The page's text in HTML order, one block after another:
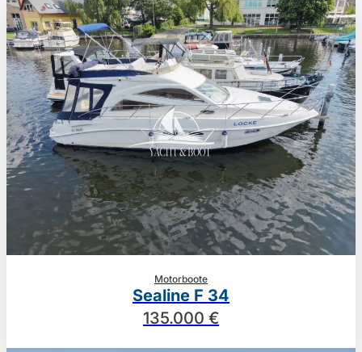
Motorboote
Sealine F 34
135.000 €